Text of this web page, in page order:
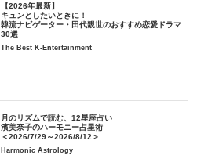
【2026年最新】
キュンとしたいときに！
韓流ナビゲーター・田代親世のおすすめ恋愛ドラマ
30選
The Best K-Entertainment
月のリズムで読む、12星座占い
濱美奈子のハーモニー占星術
＜2026/7/29～2026/8/12＞
Harmonic Astrology